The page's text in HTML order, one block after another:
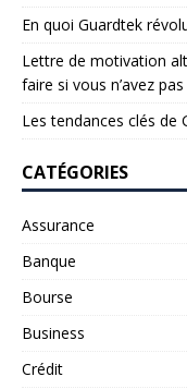
En quoi Guardtek
Lettre de motivation
faire si vous n’avez pas
Les tendances clés de
CATÉGORIES
Assurance
Banque
Bourse
Business
Crédit